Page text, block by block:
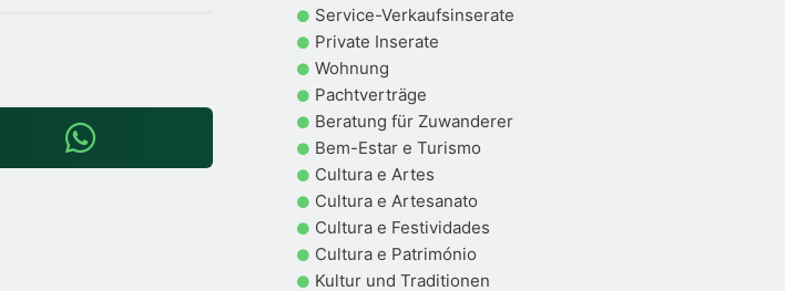
Service-Verkaufsinserate
Private Inserate
Wohnung
Pachtverträge
Beratung für Zuwanderer
Bem-Estar e Turismo
Cultura e Artes
Cultura e Artesanato
Cultura e Festividades
Cultura e Património
Kultur und Traditionen